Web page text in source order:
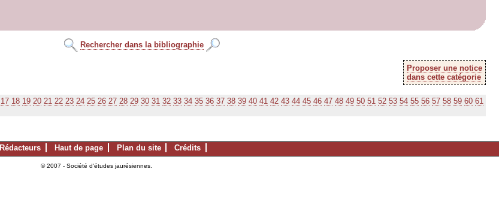
Rechercher dans la bibliographie
Proposer une notice
dans cette catégorie
17 18 19 20 21 22 23 24 25 26 27 28 29 30 31 32 33 34 35 36 37 38 39 40 41 42 43 44 45 46 47 48 49 50 51 52 53 54 55 56 57 58 59 60 61
Rédacteurs Haut de page Plan du site Crédits
© 2007 - Société d'études jaurésiennes.